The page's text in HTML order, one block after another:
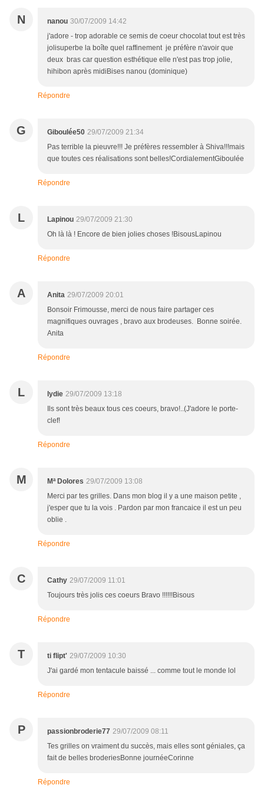
N nanou 30/07/2009 14:42
j'adore - trop adorable ce semis de coeur chocolat tout est très
jolisuperbe la boîte quel raffinement je préfère n'avoir que
deux bras car question esthétique elle n'est pas trop jolie,
hihibon après midiBises nanou (dominique)
Répondre
G Giboulée50 29/07/2009 21:34
Pas terrible la pieuvre!!! Je préfères ressembler à Shiva!!!mais
que toutes ces réalisations sont belles!CordialementGiboulée
Répondre
L Lapinou 29/07/2009 21:30
Oh là là ! Encore de bien jolies choses !BisousLapinou
Répondre
A Anita 29/07/2009 20:01
Bonsoir Frimousse, merci de nous faire partager ces
magnifiques ouvrages , bravo aux brodeuses. Bonne soirée.
Anita
Répondre
L lydie 29/07/2009 13:18
Ils sont très beaux tous ces coeurs, bravo!..(J'adore le porte-
clef!
Répondre
M Mª Dolores 29/07/2009 13:08
Merci par tes grilles. Dans mon blog il y a une maison petite ,
j'esper que tu la vois . Pardon par mon francaice il est un peu
oblie .
Répondre
C Cathy 29/07/2009 11:01
Toujours très jolis ces coeurs Bravo !!!!!!Bisous
Répondre
T ti flipt' 29/07/2009 10:30
J'ai gardé mon tentacule baissé ... comme tout le monde lol
Répondre
P passionbroderie77 29/07/2009 08:11
Tes grilles on vraiment du succès, mais elles sont géniales, ça
fait de belles broderiesBonne journéeCorinne
Répondre